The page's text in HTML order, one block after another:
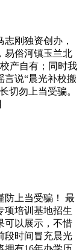
刚独资创办，
易俗河镇玉兰北
产自有；同时我
言说“晨光补校搬
切勿上当受骗。
防上当受骗！ 最
项培训基地招生
可以展示，不惜
段时间冒充晨光